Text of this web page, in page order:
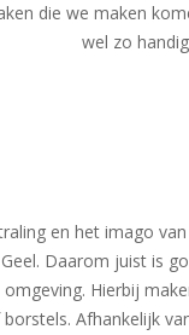
die we maken
wel zo
en het imago
Daarom juist is
Hierbij
Afhankelijk